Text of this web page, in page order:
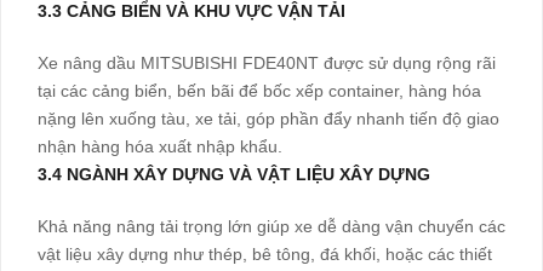
3.3 CẢNG BIỂN VÀ KHU VỰC VẬN TẢI
Xe nâng dầu MITSUBISHI FDE40NT được sử dụng rộng rãi
tại các cảng biển, bến bãi để bốc xếp container, hàng hóa
nặng lên xuống tàu, xe tải, góp phần đẩy nhanh tiến độ giao
nhận hàng hóa xuất nhập khẩu.
3.4 NGÀNH XÂY DỰNG VÀ VẬT LIỆU XÂY DỰNG
Khả năng nâng tải trọng lớn giúp xe dễ dàng vận chuyển các
vật liệu xây dựng như thép, bê tông, đá khối, hoặc các thiết